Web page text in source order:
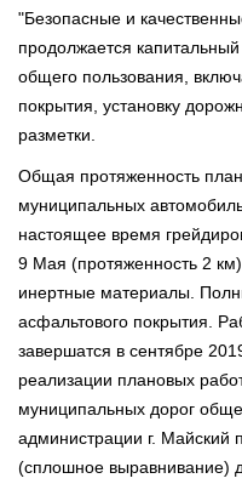
"Безопасные и
продолжается
общего пользования,
покрытия, установку
разметки.
Общая протяженность
муниципальных
настоящее время
9 Мая (протяженность 2
инертные материалы.
асфальтового покрытия.
завершатся в сентябре
реализации плановых
муниципальных дорог
администрации г. Майский
(сплошное выравнивание)